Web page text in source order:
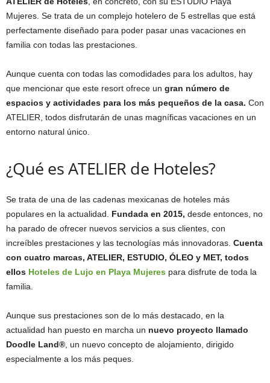
Mujeres. Se trata de un complejo hotelero de 5 estrellas que está
perfectamente diseñado para poder pasar unas vacaciones en
familia con todas las prestaciones.
Aunque cuenta con todas las comodidades para los adultos, hay
que mencionar que este resort ofrece un gran número de
espacios y actividades para los más pequeños de la casa. Con
ATELIER, todos disfrutarán de unas magníficas vacaciones en un
entorno natural único.
¿Qué es ATELIER de Hoteles?
Se trata de una de las cadenas mexicanas de hoteles más
populares en la actualidad. Fundada en 2015, desde entonces, no
ha parado de ofrecer nuevos servicios a sus clientes, con
increíbles prestaciones y las tecnologías más innovadoras. Cuenta
con cuatro marcas, ATELIER, ESTUDIO, ÓLEO y MET, todos
ellos Hoteles de Lujo en Playa Mujeres para disfrute de toda la
familia.
Aunque sus prestaciones son de lo más destacado, en la
actualidad han puesto en marcha un nuevo proyecto llamado
Doodle Land® , un nuevo concepto de alojamiento, dirigido
especialmente a los más peques.